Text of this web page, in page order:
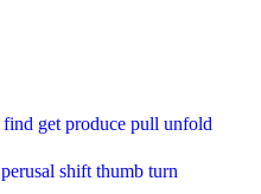
find get produce pull unfold
perusal shift thumb turn